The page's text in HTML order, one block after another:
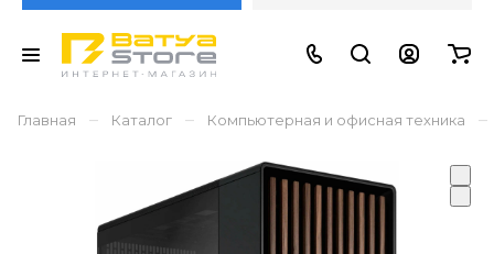
Главная – Каталог – Компьютерная и офисная техника –